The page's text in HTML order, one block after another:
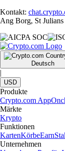
Kontakt:
Ang Borg, St
Deutsch
|
USD
Produkte
Crypto.com App
Märkte
Krypto
Funktionen
KartenKörbeEarn
Unternehmen